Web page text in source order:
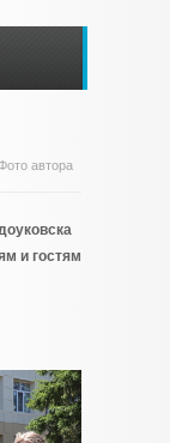
автора
и гостям